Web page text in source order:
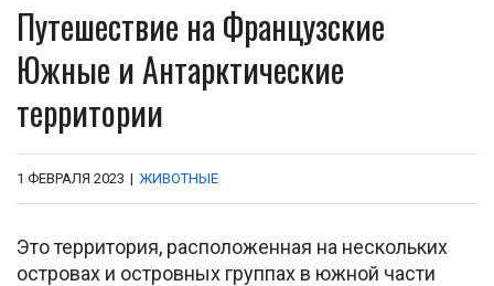
Путешествие на Французские
Южные и Антарктические
территории
1 ФЕВРАЛЯ 2023 | ЖИВОТНЫЕ
Это территория, расположенная на нескольких
островах и островных группах в южной части